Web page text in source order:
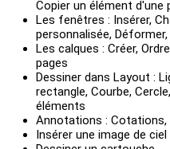
Copier un élément d'une
Les fenêtres : Insérer,
personnalisée,
Les calques : Créer,
pages
Dessiner dans Layout :
rectangle, Courbe,
éléments
Annotations :
Insérer une image de